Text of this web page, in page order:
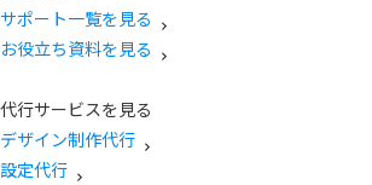
サポート一覧を見る
お役立ち資料を見る
代行サービスを見る
デザイン制作代行
設定代行